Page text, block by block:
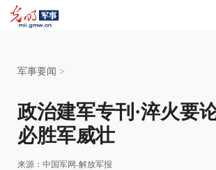
军事要闻 >
政治建军专刊·淬火要
必胜军威壮
来源： 中国军网-解放军报